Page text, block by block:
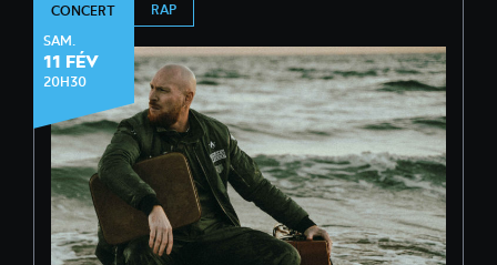
CONCERT
SAM.
11 FÉV
20H30
RAP